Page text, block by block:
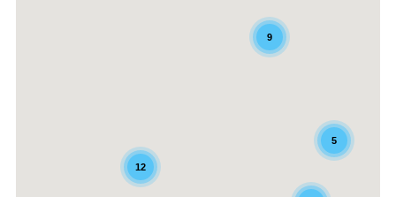
12
9
5